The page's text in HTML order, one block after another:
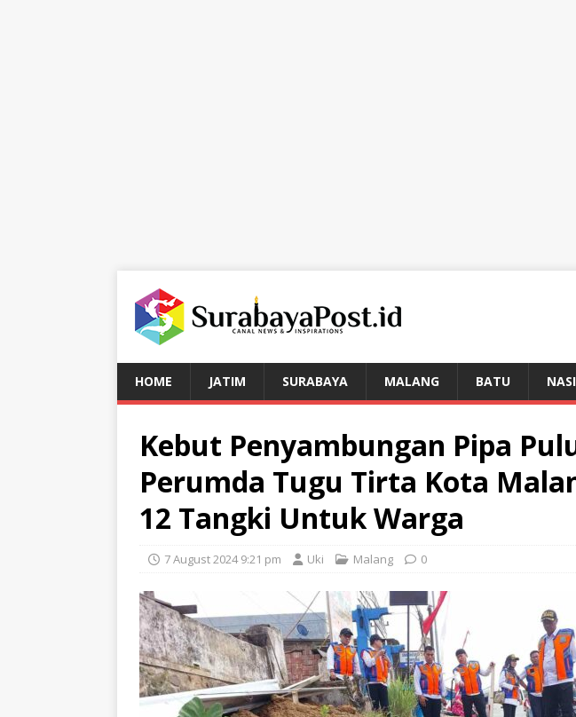
HOME JATIM SURABAYA MALANG BATU
Kebut Penyambungan Pipa
Perumda Tugu Tirta Kota
12 Tangki Untuk Warga
7 August 2024 9:21 pm Uki Malang 0